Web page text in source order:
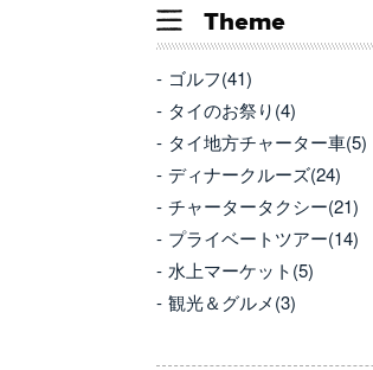
Theme
ゴルフ(41)
タイのお祭り(4)
タイ地方チャーター車(5)
ディナークルーズ(24)
チャータータクシー(21)
プライベートツアー(14)
水上マーケット(5)
観光＆グルメ(3)